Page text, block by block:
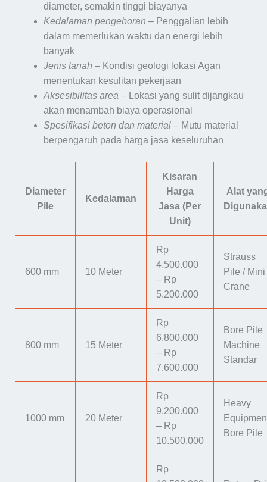
diameter, semakin tinggi biayanya
Kedalaman pengeboran – Penggalian lebih
dalam memerlukan waktu dan energi lebih
banyak
Jenis tanah – Kondisi geologi lokasi Agan
menentukan kesulitan pekerjaan
Aksesibilitas area – Lokasi yang sulit dijangkau
akan menambah biaya operasional
Spesifikasi beton dan material– Mutu material
berpengaruh pada harga jasa keseluruhan
Diameter
Pile
Kedalaman
Kisaran
Harga
Jasa (Per
Unit)
Alat
600 mm 10 Meter
Rp
4.500.000
– Rp
5.200.000
Strauss
Pile / Mini
Crane
800 mm 15 Meter
Rp
6.800.000
– Rp
7.600.000
Bore Pile
Machine
Standar
1000 mm 20 Meter
Rp
9.200.000
– Rp
10.500.000
Heavy
Bore Pile
Rp